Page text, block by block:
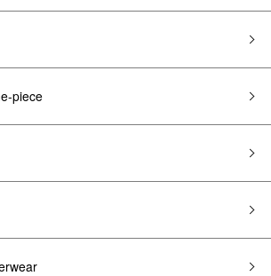
piece